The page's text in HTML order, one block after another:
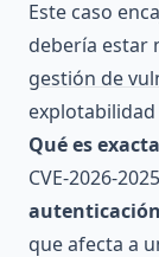
Este caso
debería estar
gestión de
Qué es
CVE-2026-
que afecta a